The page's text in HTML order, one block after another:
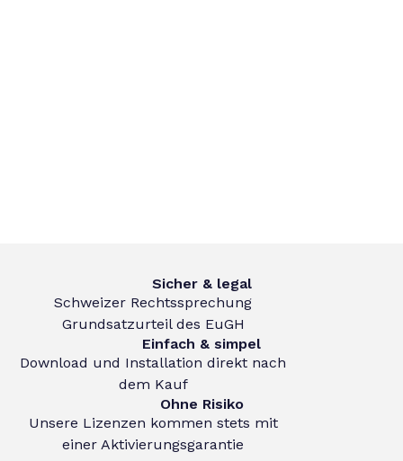
Sicher & legal
Schweizer Rechtssprechung
Grundsatzurteil des EuGH
Einfach & simpel
Download und Installation direkt nach
dem Kauf
Ohne Risiko
Unsere Lizenzen kommen stets mit
einer Aktivierungsgarantie